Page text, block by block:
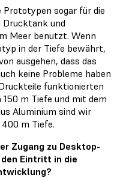
Prototypen sogar für die
Drucktank und
Meer benutzt. Wenn
in der Tiefe bewährt,
ausgehen, dass das
keine Probleme haben
funktionierten
150 m Tiefe und mit dem
Aluminium sind wir
m Tiefe.
Zugang zu Desktop-
den Eintritt in die